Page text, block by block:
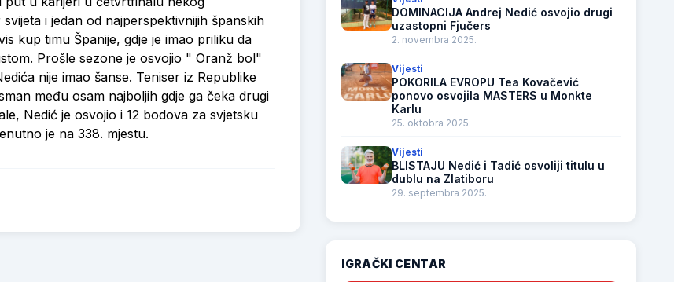
i jedan od najperspektivnijih španskih
kup timu Španije, gdje je imao priliku da
Prošle sezone je osvojio " Oranž bol"
nije imao šanse. Teniser iz Republike
među osam najboljih gdje ga čeka drugi
Nedić je osvojio i 12 bodova za svjetsku
je na 338. mjestu.
DOMINACIJA Andrej Nedić osvojio drugi
uzastopni Fjučers
2. novembra 2025.
Vijesti
POKORILA EVROPU Tea Kovačević
ponovo osvojila MASTERS u Monkte
Karlu
25. oktobra 2025.
Vijesti
BLISTAJU Nedić i Tadić osvoliji titulu u
dublu na Zlatiboru
29. septembra 2025.
IGRAČKI CENTAR